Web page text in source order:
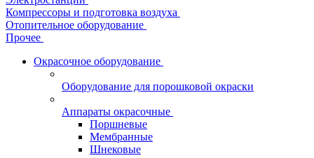
Компрессоры и подготовка воздуха
Отопительное оборудование
Прочее
Окрасочное оборудование
Оборудование для порошковой окраски
Аппараты окрасочные
Поршневые
Мембранные
Шнековые